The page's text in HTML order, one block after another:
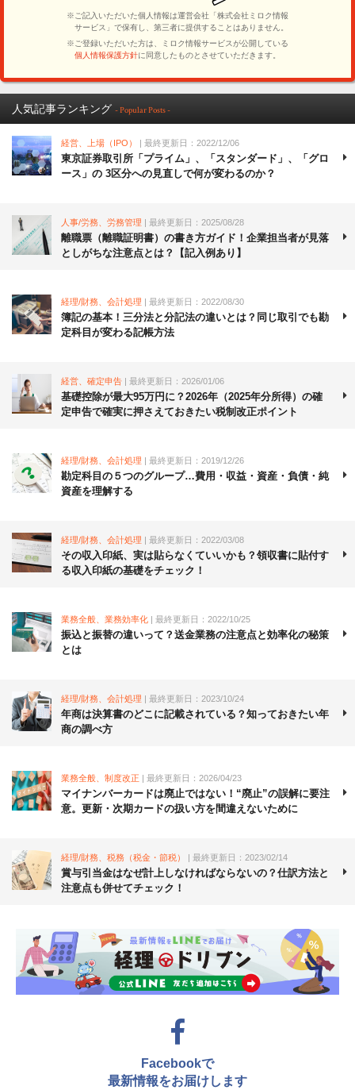
人気記事ランキング - Popular Posts -
経営、上場（IPO） | 最終更新日：2022/12/06
東京証券取引所「プライム」、「スタンダード」、「グロ
ース」の 3区分への見直しで何が変わるのか？
人事/労務、労務管理 | 最終更新日：2025/08/28
離職票（離職証明書）の書き方ガイド！企業担当者が見落
としがちな注意点とは？【記入例あり】
経理/財務、会計処理 | 最終更新日：2022/08/30
簿記の基本！三分法と分記法の違いとは？同じ取引でも勘
定科目が変わる記帳方法
経営、確定申告 | 最終更新日：2026/01/06
基礎控除が最大95万円に？2026年（2025年分所得）の確
定申告で確実に押さえておきたい税制改正ポイント
経理/財務、会計処理 | 最終更新日：2019/12/26
勘定科目の５つのグループ…費用・収益・資産・負債・純
資産を理解する
経理/財務、会計処理 | 最終更新日：2022/03/08
その収入印紙、実は貼らなくていいかも？領収書に貼付す
る収入印紙の基礎をチェック！
業務全般、業務効率化 | 最終更新日：2022/10/25
振込と振替の違いって？送金業務の注意点と効率化の秘策
とは
経理/財務、会計処理 | 最終更新日：2023/10/24
年商は決算書のどこに記載されている？知っておきたい年
商の調べ方
業務全般、制度改正 | 最終更新日：2026/04/23
マイナンバーカードは廃止ではない！“廃止”の誤解に要注
意。更新・次期カードの扱い方を間違えないために
経理/財務、税務（税金・節税） | 最終更新日：2023/02/14
賞与引当金はなぜ計上しなければならないの？仕訳方法と
注意点も併せてチェック！
Facebookで
最新情報をお届けします